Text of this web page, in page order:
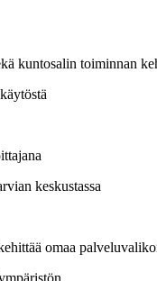
kuntosalin toiminnan
keskustassa
omaa